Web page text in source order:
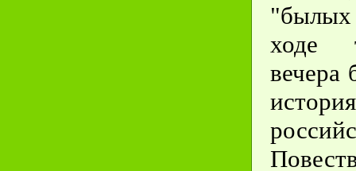
ходе
вечера